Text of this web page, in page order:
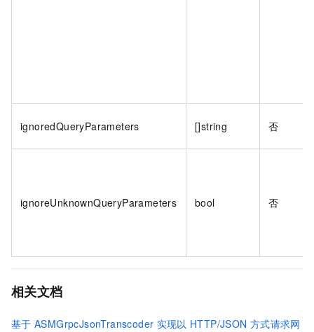
ignoredQueryParameters []string 否
ignoreUnknownQueryParameters bool 否
相关文档
基于 ASMGrpcJsonTranscoder 实现以 HTTP/JSON 方式请求网